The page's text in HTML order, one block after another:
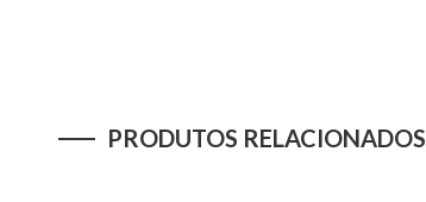
PRODUTOS RELACIONADOS